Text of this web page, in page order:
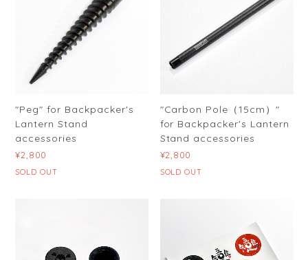
"Peg" for Backpacker's
Lantern Stand
accessories
¥2,800
SOLD OUT
"Carbon Pole（15cm）"
for Backpacker's Lantern
Stand accessories
¥2,800
SOLD OUT